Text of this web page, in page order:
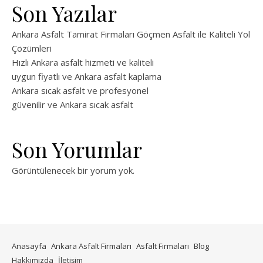
Son Yazılar
Ankara Asfalt Tamirat Firmaları Göçmen Asfalt ile Kaliteli Yol
Çözümleri
Hızlı Ankara asfalt hizmeti ve kaliteli
uygun fiyatlı ve Ankara asfalt kaplama
Ankara sıcak asfalt ve profesyonel
güvenilir ve Ankara sıcak asfalt
Son Yorumlar
Görüntülenecek bir yorum yok.
Anasayfa Ankara Asfalt Firmaları Asfalt Firmaları Blog
Hakkımızda İletişim